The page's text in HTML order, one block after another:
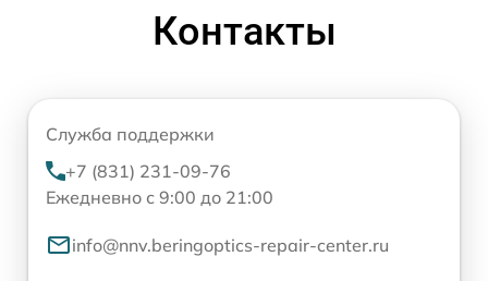
Контакты
Служба поддержки
+7 (831) 231-09-76
Ежедневно с 9:00 до 21:00
info@nnv.beringoptics-repair-center.ru